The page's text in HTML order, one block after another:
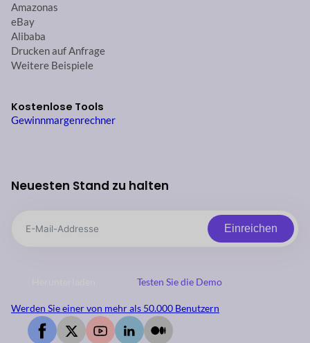
Amazonas
eBay
Alibaba
Drucken auf Anfrage
Weitere Beispiele
Kostenlose Tools
Gewinnmargenrechner
Neuesten Stand zu halten
Einreichen
Testen Sie die Demo
Werden Sie einer von mehr als 50.000 Benutzern